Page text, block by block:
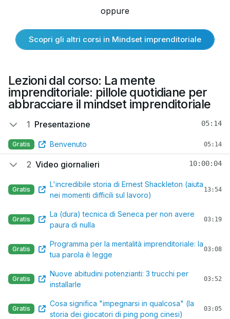
oppure
Scopri gli altri corsi in Mindset imprenditoriale
Lezioni dal corso: La mente
imprenditoriale: pillole quotidiane per
abbracciare il mindset imprenditoriale
1 Presentazione 05:14
Gratis Benvenuto 05:14
2 Video giornalieri 10:00:04
Gratis
L'incredibile storia di Ernest Shackleton (aiuta
nei momenti difficili sul lavoro)
13:54
Gratis
La (dura) tecnica di Seneca per non avere
paura di nulla
03:19
Gratis
Programma per la mentalità imprenditoriale: la
tua parola è legge
03:08
Gratis
Nuove abitudini potenzianti: 3 trucchi per
installarle
03:52
Gratis
Cosa significa "impegnarsi in qualcosa" (la
storia dei giocatori di ping pong cinesi)
03:05